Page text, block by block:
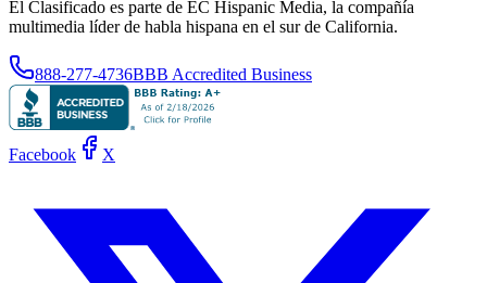
El Clasificado es parte de EC Hispanic Media, la compañía
multimedia líder de habla hispana en el sur de California.
888-277-4736BBB Accredited Business
Facebook X